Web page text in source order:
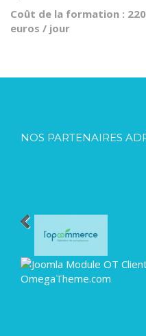
Coût de la formation : 220
euros / jour
NOS PARTENAIRES